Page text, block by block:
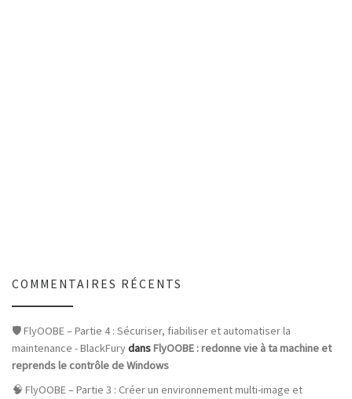
COMMENTAIRES RÉCENTS
🛡️ FlyOOBE – Partie 4 : Sécuriser, fiabiliser et automatiser la
maintenance - BlackFurydansFlyOOBE : redonne vie à ta machine et
reprends le contrôle de Windows
🧠 FlyOOBE – Partie 3 : Créer un environnement multi-image et